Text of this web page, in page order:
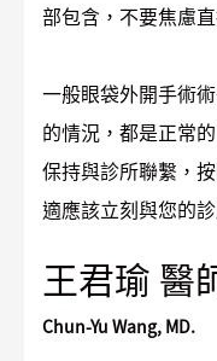
部包含，不要焦慮
一般眼袋外開手術
的情況，都是正常
保持與診所聯繫，
適應該立刻與您的
王君瑜 醫
Chun-Yu Wang, MD.